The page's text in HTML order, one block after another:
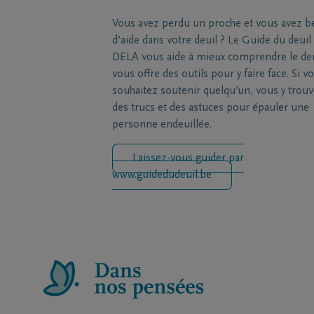
Vous avez perdu un proche et vous avez
d’aide dans votre deuil ? Le Guide du deuil
DELA vous aide à mieux comprendre le
vous offre des outils pour y faire face. Si
souhaitez soutenir quelqu’un, vous y
des trucs et des astuces pour épauler une
personne endeuillée.
Laissez-vous guider par
www.guidedudeuil.be